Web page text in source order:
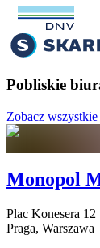
Pobliskie
Zobacz
Monopol
Plac Konesera 12
Praga, Warszawa